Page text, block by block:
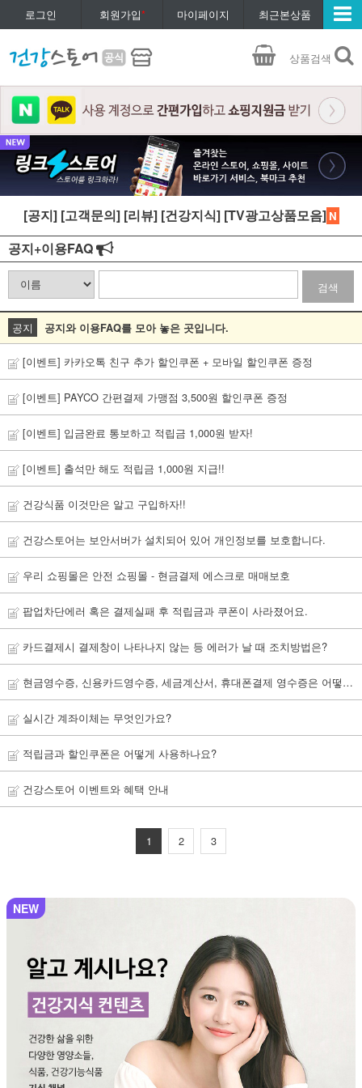
로그인 회원가입* 마이페이지 최근본상품
상품검색
[공지] [고객문의] [리뷰] [건강지식] [TV광고상품모음] N
공지+이용FAQ
검색
공지 공지와 이용FAQ를 모아 놓은 곳입니다.
[이벤트] 카카오톡 친구 추가 할인쿠폰 + 모바일 할인쿠폰 증정
[이벤트] PAYCO 간편결제 가맹점 3,500원 할인쿠폰 증정
[이벤트] 입금완료 통보하고 적립금 1,000원 받자!
[이벤트] 출석만 해도 적립금 1,000원 지급!!
건강식품 이것만은 알고 구입하자!!
건강스토어는 보안서버가 설치되어 있어 개인정보를 보호합니다.
우리 쇼핑몰은 안전 쇼핑몰 - 현금결제 에스크로 매매보호
팝업차단에러 혹은 결제실패 후 적립금과 쿠폰이 사라졌어요.
카드결제시 결제창이 나타나지 않는 등 에러가 날 때 조치방법은?
현금영수증, 신용카드영수증, 세금계산서, 휴대폰결제 영수증은 어떻게 신청하나요?
실시간 계좌이체는 무엇인가요?
적립금과 할인쿠폰은 어떻게 사용하나요?
건강스토어 이벤트와 혜택 안내
1 2 3
NEW